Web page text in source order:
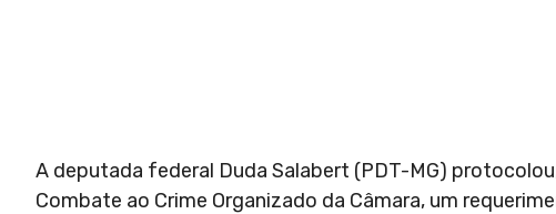
A deputada federal Duda Salabert (PDT-MG)
Combate ao Crime Organizado da Câmara, um